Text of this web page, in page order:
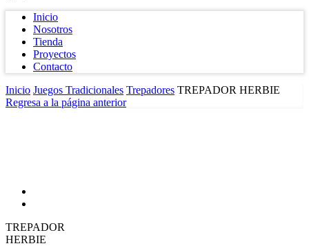
Inicio
Nosotros
Tienda
Proyectos
Contacto
Inicio Juegos Tradicionales Trepadores TREPADOR HERBIE
Regresa a la página anterior
TREPADOR
HERBIE